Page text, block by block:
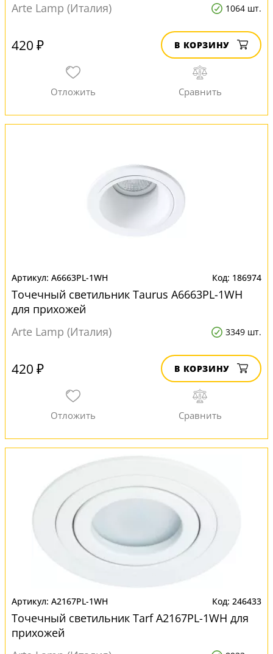
Arte Lamp (Италия)
1064 шт.
420 ₽ В КОРЗИНУ
A6663PL-1WH 186974
Точечный светильник Taurus A6663PL-1WH
для прихожей
Arte Lamp (Италия)
3349 шт.
420 ₽ В КОРЗИНУ
A2167PL-1WH 246433
Точечный светильник Tarf A2167PL-1WH для
прихожей